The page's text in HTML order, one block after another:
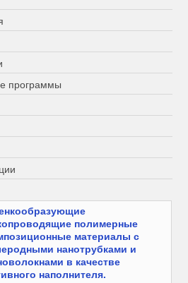
программы
полимерные
материалы с
нанотрубками и
в качестве
наполнителя.